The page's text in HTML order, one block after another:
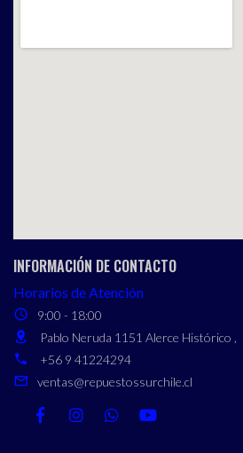
INFORMACIÓN DE CONTACTO
Horarios de Atención
9:00 - 18:00
Pablo Neruda 1151 Alerce Histórico ,
+56 9 41224294
ventas@repuestossurchile.cl